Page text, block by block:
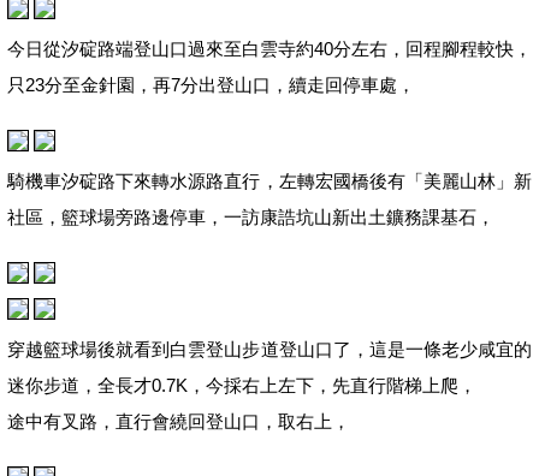
今日從汐碇路端登山口過來至白雲寺約40分左右，回程腳程較快，
只23分至金針園，再7分出登山口，續走回停車處，
騎機車汐碇路下來轉水源路直行，左轉宏國橋後有「美麗山林」新
社區，籃球場旁路邊停車，一訪康誥坑山新出土鑛務課基石，
穿越籃球場後就看到白雲登山步道登山口了，這是一條老少咸宜的
迷你步道，全長才0.7K，今採右上左下，先直行階梯上爬，
途中有叉路，直行會繞回登山口，取右上，